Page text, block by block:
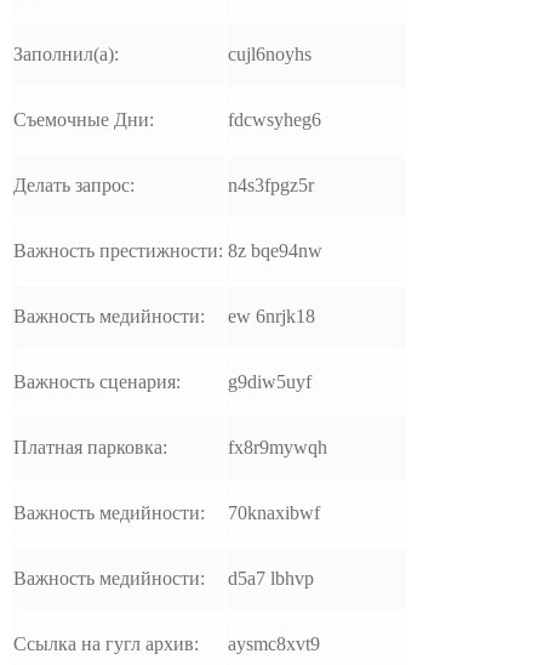
Заполнил(а): cujl6noyhs
Съемочные Дни: fdcwsyheg6
Делать запрос: n4s3fpgz5r
Важность престижности: 8z bqe94nw
Важность медийности: ew 6nrjk18
Важность сценария: g9diw5uyf
Платная парковка: fx8r9mywqh
Важность медийности: 70knaxibwf
Важность медийности: d5a7 lbhvp
Ссылка на гугл архив: aysmc8xvt9